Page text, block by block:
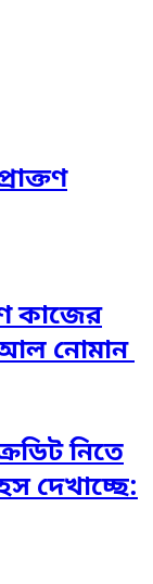
কাজের
আল নোমান
নিতে
দেখাচ্ছে: